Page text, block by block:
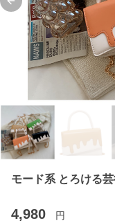
Previous slide
モード系 とろける
4,980 円